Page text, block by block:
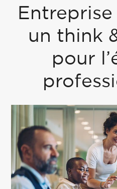
un think
pour